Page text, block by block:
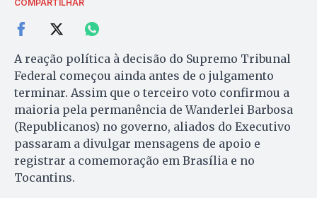
COMPARTILHAR
A reação política à decisão do Supremo Tribunal
Federal começou ainda antes de o julgamento
terminar. Assim que o terceiro voto confirmou a
maioria pela permanência de Wanderlei Barbosa
(Republicanos) no governo, aliados do Executivo
passaram a divulgar mensagens de apoio e
registrar a comemoração em Brasília e no
Tocantins.